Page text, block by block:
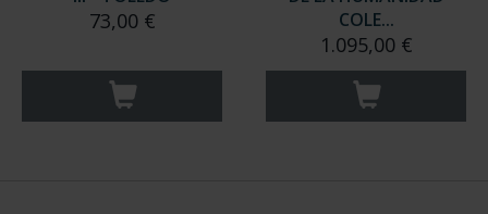
73,00 €
COLE...
1.095,00 €